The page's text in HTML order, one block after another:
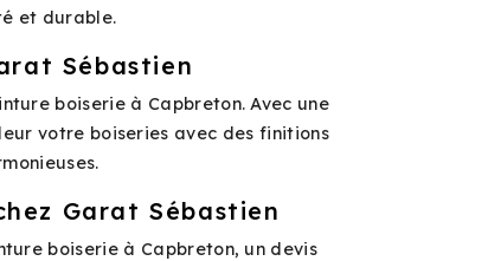
et durable.
Sébastien
boiserie à Capbreton. Avec une
votre boiseries avec des finitions
Garat Sébastien
boiserie à Capbreton, un devis